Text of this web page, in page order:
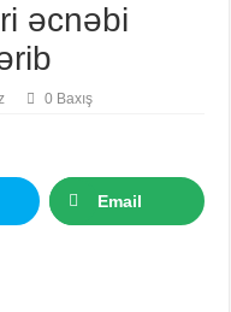
əcnəbi
0 Baxış
Email